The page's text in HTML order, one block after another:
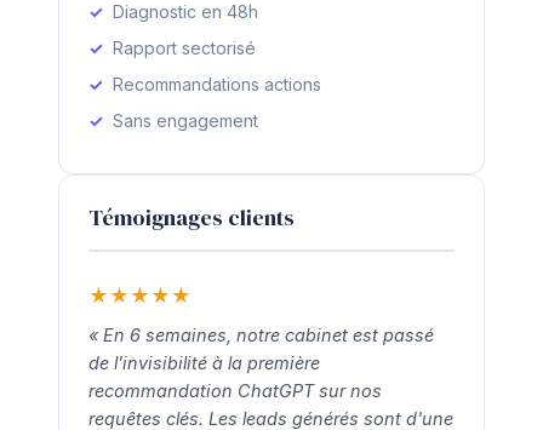
Diagnostic en 48h
Rapport sectorisé
Recommandations actions
Sans engagement
Témoignages clients
★ ★ ★ ★ ★
« En 6 semaines, notre cabinet est passé
de l'invisibilité à la première
recommandation ChatGPT sur nos
requêtes clés. Les leads générés sont d'une